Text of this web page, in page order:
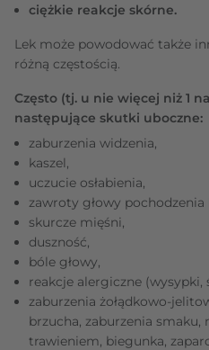
ciężkie reakcje skórne.
Lek może powodować także
różną częstością.
Często (tj. u nie więcej niż 1
następujące skutki uboczne:
zaburzenia widzenia,
kaszel,
uczucie osłabienia,
zawroty głowy pochodzenia
skurcze mięśni,
duszność,
bóle głowy,
reakcje alergiczne (wysypki,
zaburzenia żołądkowo-
brzucha, zaburzenia
trawieniem, biegunka,